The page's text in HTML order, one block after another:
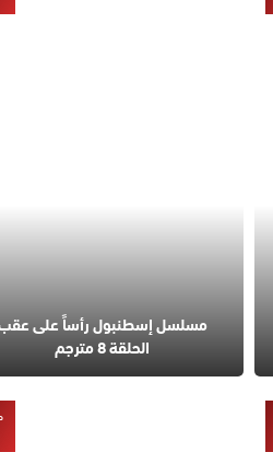
مسلسل إسطنبول رأساً على
الحلقة 8 مترجم